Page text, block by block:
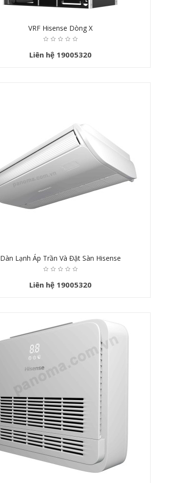
VRF Hisense Dòng X
Liên hệ 19005320
Dàn Lạnh Áp Trần Và Đặt Sàn Hisense
Liên hệ 19005320